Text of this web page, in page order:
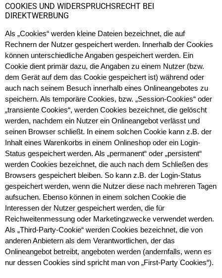
COOKIES UND WIDERSPRUCHSRECHT BEI
DIREKTWERBUNG
Als „Cookies“ werden kleine Dateien bezeichnet, die auf
Rechnern der Nutzer gespeichert werden. Innerhalb der Cookies
können unterschiedliche Angaben gespeichert werden. Ein
Cookie dient primär dazu, die Angaben zu einem Nutzer (bzw.
dem Gerät auf dem das Cookie gespeichert ist) während oder
auch nach seinem Besuch innerhalb eines Onlineangebotes zu
speichern. Als temporäre Cookies, bzw. „Session-Cookies“ oder
„transiente Cookies“, werden Cookies bezeichnet, die gelöscht
werden, nachdem ein Nutzer ein Onlineangebot verlässt und
seinen Browser schließt. In einem solchen Cookie kann z.B. der
Inhalt eines Warenkorbs in einem Onlineshop oder ein Login-
Status gespeichert werden. Als „permanent“ oder „persistent“
werden Cookies bezeichnet, die auch nach dem Schließen des
Browsers gespeichert bleiben. So kann z.B. der Login-Status
gespeichert werden, wenn die Nutzer diese nach mehreren Tagen
aufsuchen. Ebenso können in einem solchen Cookie die
Interessen der Nutzer gespeichert werden, die für
Reichweitenmessung oder Marketingzwecke verwendet werden.
Als „Third-Party-Cookie“ werden Cookies bezeichnet, die von
anderen Anbietern als dem Verantwortlichen, der das
Onlineangebot betreibt, angeboten werden (andernfalls, wenn es
nur dessen Cookies sind spricht man von „First-Party Cookies“).